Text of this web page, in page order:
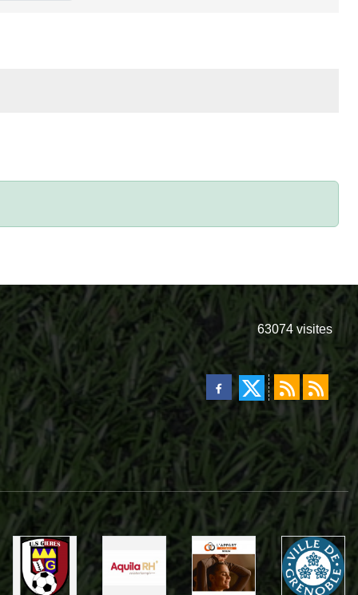
63074 visites